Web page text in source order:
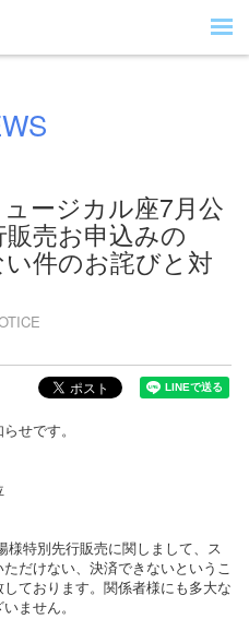
ュージカル座7月公
売お申込みの
件のお詫びと対
せです。
様特別先行販売に関しまして、ス
だけない、決済できないというこ
ております。関係者様にも多大な
ません。